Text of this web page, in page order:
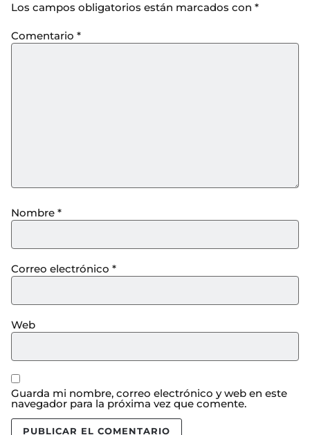
Los campos obligatorios están marcados con *
Comentario *
Nombre *
Correo electrónico *
Web
Guarda mi nombre, correo electrónico y web en este
navegador para la próxima vez que comente.